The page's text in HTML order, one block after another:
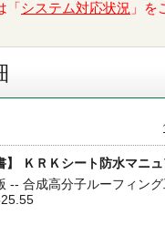
「 システム対応状況 」を
】 ＫＲＫシート防水マニ
-- 合成高分子ルーフィン